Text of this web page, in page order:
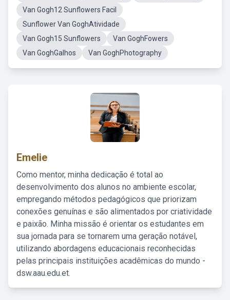
Van Gogh12 Sunflowers Facil
Sunflower Van GoghAtividade
Van Gogh15 Sunflowers
Van GoghFowers
Van GoghGalhos
Van GoghPhotography
Emelie
Como mentor, minha dedicação é total ao
desenvolvimento dos alunos no ambiente escolar,
empregando métodos pedagógicos que priorizam
conexões genuínas e são alimentados por criatividade
e paixão. Minha missão é orientar os estudantes em
sua jornada para se tornarem uma geração notável,
utilizando abordagens educacionais reconhecidas
pelas principais instituições acadêmicas do mundo -
dsw.aau.edu.et.